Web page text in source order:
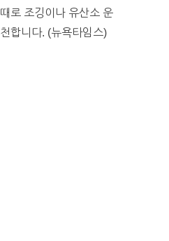
로 조깅이나 유산소 운
합니다. (뉴욕타임스)